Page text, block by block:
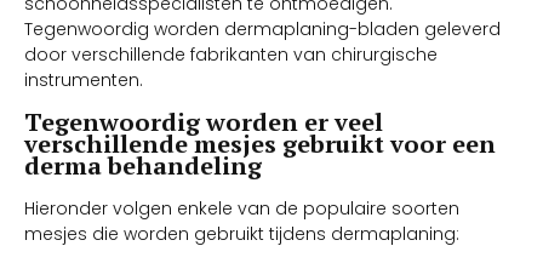
Tegenwoordig worden dermaplaning-bladen geleverd
door verschillende fabrikanten van chirurgische
instrumenten.
Tegenwoordig worden er veel
verschillende mesjes gebruikt voor een
derma behandeling
Hieronder volgen enkele van de populaire soorten
mesjes die worden gebruikt tijdens dermaplaning: